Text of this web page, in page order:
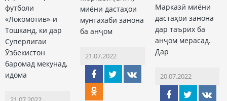
футболи
«Локомотив»-и
Тошканд, ки дар
Суперлигаи
Ӯзбекистон
баромад мекунад,
идома
миёни дастаҳои
мунтахаби занона
ба анҷом
21.07.2022
Марказӣ миёни
дастаҳои занона
дар таърих ба
анҷом мерасад.
Дар
20.07.2022